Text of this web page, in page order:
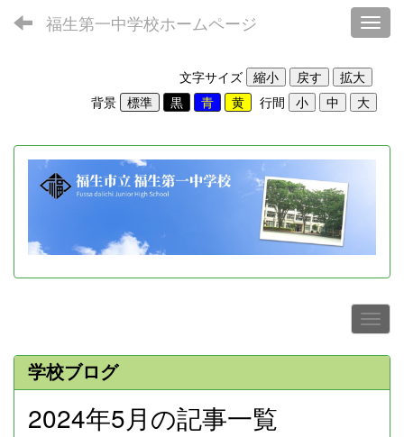
福生第一中学校ホームページ
文字サイズ
背景
行間
学校ブログ
2024年5月の記事一覧